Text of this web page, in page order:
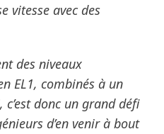
vitesse avec des
des niveaux
EL1, combinés à un
c’est donc un grand défi
d’en venir à bout